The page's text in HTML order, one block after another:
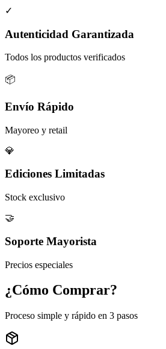
✓
Autenticidad Garantizada
Todos los productos verificados
📦
Envío Rápido
Mayoreo y retail
💎
Ediciones Limitadas
Stock exclusivo
🤝
Soporte Mayorista
Precios especiales
¿Cómo Comprar?
Proceso simple y rápido en 3 pasos